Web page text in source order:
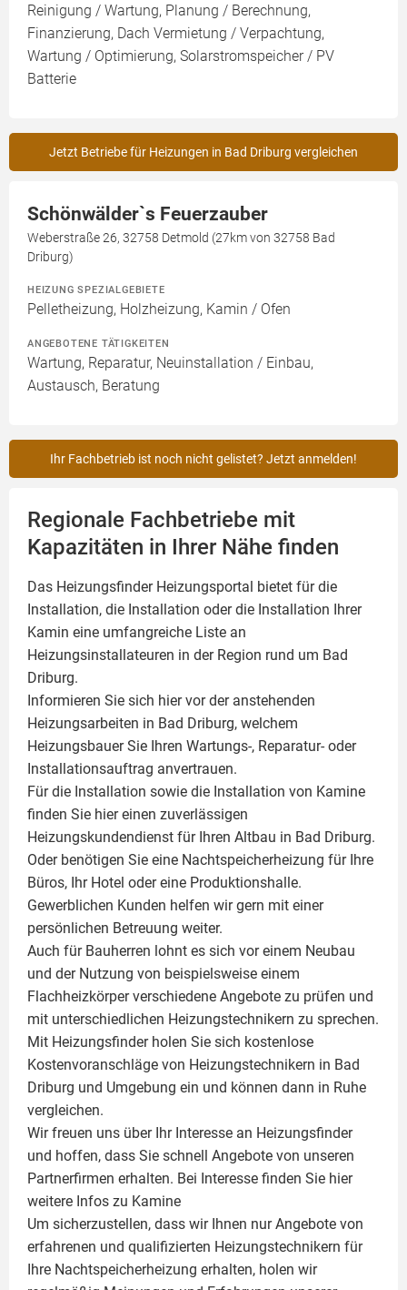
Reinigung / Wartung, Planung / Berechnung,
Finanzierung, Dach Vermietung / Verpachtung,
Wartung / Optimierung, Solarstromspeicher / PV
Batterie
Jetzt Betriebe für Heizungen in Bad Driburg vergleichen
Schönwälder`s Feuerzauber
Weberstraße 26, 32758 Detmold (27km von 32758 Bad
Driburg)
HEIZUNG SPEZIALGEBIETE
Pelletheizung, Holzheizung, Kamin / Ofen
ANGEBOTENE TÄTIGKEITEN
Wartung, Reparatur, Neuinstallation / Einbau,
Austausch, Beratung
Ihr Fachbetrieb ist noch nicht gelistet? Jetzt anmelden!
Regionale Fachbetriebe mit
Kapazitäten in Ihrer Nähe finden
Das Heizungsfinder Heizungsportal bietet für die
Installation, die Installation oder die Installation Ihrer
Kamin eine umfangreiche Liste an
Heizungsinstallateuren in der Region rund um Bad
Driburg.
Informieren Sie sich hier vor der anstehenden
Heizungsarbeiten in Bad Driburg, welchem
Heizungsbauer Sie Ihren Wartungs-, Reparatur- oder
Installationsauftrag anvertrauen.
Für die Installation sowie die Installation von Kamine
finden Sie hier einen zuverlässigen
Heizungskundendienst für Ihren Altbau in Bad Driburg.
Oder benötigen Sie eine Nachtspeicherheizung für Ihre
Büros, Ihr Hotel oder eine Produktionshalle.
Gewerblichen Kunden helfen wir gern mit einer
persönlichen Betreuung weiter.
Auch für Bauherren lohnt es sich vor einem Neubau
und der Nutzung von beispielsweise einem
Flachheizkörperverschiedene Angebote zu prüfen und
mit unterschiedlichen Heizungstechnikern zu sprechen.
Mit Heizungsfinder holen Sie sich kostenlose
Kostenvoranschläge von Heizungstechnikern in Bad
Driburg und Umgebung ein und können dann in Ruhe
vergleichen.
Wir freuen uns über Ihr Interesse an Heizungsfinder
und hoffen, dass Sie schnell Angebote von unseren
Partnerfirmen erhalten. Bei Interesse finden Sie hier
weitere Infos zu Kamine
Um sicherzustellen, dass wir Ihnen nur Angebote von
erfahrenen und qualifizierten Heizungstechnikern für
Ihre Nachtspeicherheizung erhalten, holen wir